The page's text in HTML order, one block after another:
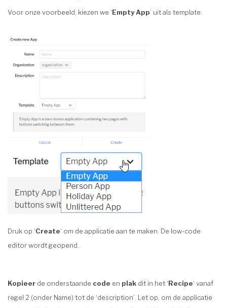
Voor onze voorbeeld, kiezen we ‘Empty App’ uit als template.
Druk op ‘Create‘ om de applicatie aan te maken. De low-code
editor wordt geopend.
Kopieer de onderstaande code en plak dit in het ‘Recipe‘ vanaf
regel 2 (onder Name) tot de ‘description’. Let op, om de applicatie